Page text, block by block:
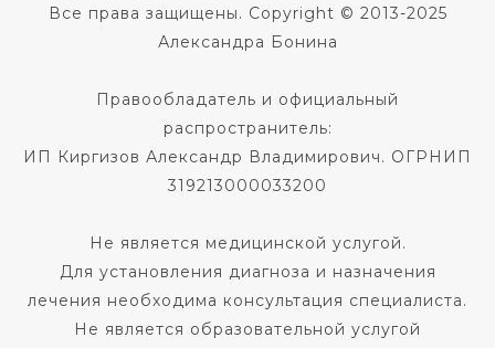
Все права защищены. Copyright © 2013-2025
Александра Бонина
Правообладатель и официальный
распространитель:
ИП Киргизов Александр Владимирович. ОГРНИП
319213000033200
Не является медицинской услугой.
Для установления диагноза и назначения
лечения необходима консультация специалиста.
Не является образовательной услугой